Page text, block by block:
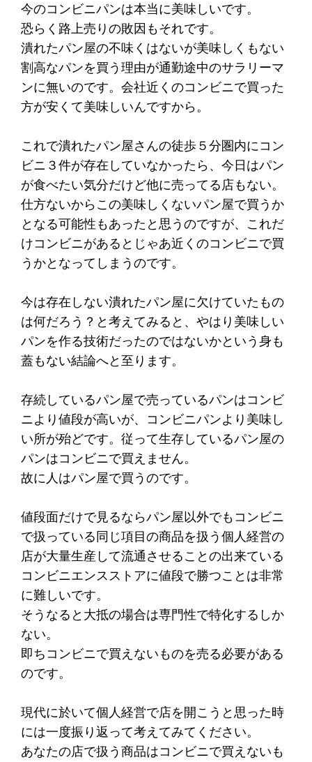
今のコンビニパンは本当に美味しいです。
恐らく路上売りの敗因もそれです。
潰れたパン屋の不味くはないが美味しくもない
割高なパンを買う理由が通勤途中のサラリーマ
ンに無いのです。会社近くのコンビニで買った
方が安くて美味しいんですから。
これで潰れたパン屋さんの徒歩５分圏内にコン
ビニ３件が存在していなかったら、今日はパン
が食べたい気分だけど他に売ってる店もない。
仕方ないからこの美味しくないパン屋で買うか
となる可能性もあったと思うのですが、これだ
けコンビニがあるとじゃあ近くのコンビニで買
うかとなってしまうのです。
今は存在しない潰れたパン屋に欠けていたもの
は何だろう？と考えてみると、やはり美味しい
パンを作る技術だったのではないかという身も
蓋もない結論へと至ります。
存続しているパン屋で売っているパンはコンビ
ニより値段が高いが、コンビニパンより美味し
い所が殆どです。従って生存しているパン屋の
パンはコンビニで買えません。
故に人はパン屋で買うのです。
値段面だけで見るならパン屋以外でもコンビニ
で扱っている同じ項目の商品を扱う個人経営の
店が大量生産して流通させることの出来ている
コンビニエンスストアに値段で勝つことは非常
に難しいです。
そうなると大抵の場合は専門性で特化するしか
ない。
即ちコンビニで買えないものを売る必要がある
のです。
現代に於いて個人経営で店を開こうと思った時
には一度振り返って考えてみてください。
あなたの店で扱う商品はコンビニで買えないも